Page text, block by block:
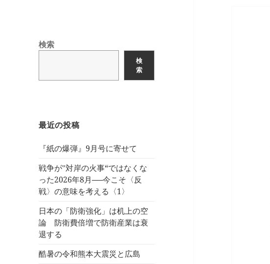
検索
検
索
最近の投稿
『紙の爆弾』9月号に寄せて
戦争が‟対岸の火事“ではなくな
った2026年8月──今こそ〈反
戦〉の意味を考える〈1〉
日本の「防衛強化」は机上の空
論 防衛費倍増で防衛産業は衰
退する
酷暑の令和熊本大震災と広島